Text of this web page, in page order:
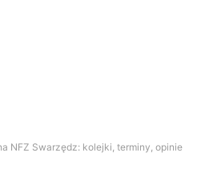
NFZ Swarzędz: kolejki, terminy, opinie